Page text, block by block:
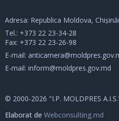
Adresa: Republica Moldova,
Tel.: +373 22 23-34-28
Fax: +373 22 23-26-98
E-mail:
E-mail: inform@moldpres.gov.md
© 2000-2026 "I.P. MOLDPRES
Elaborat de Webconsulting.md